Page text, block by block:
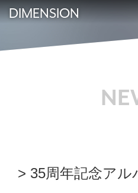
DIMENSION
35周年記念アル